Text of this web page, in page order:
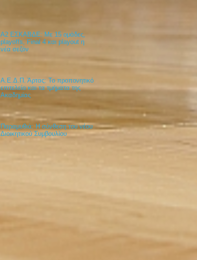
Α2 ΕΣΚΑΒΔΕ: Με 15 ομάδες,
playoffs, Final 4 και playout η
νέα σεζόν
Α.Ε.Δ.Π. Άρτας: Το προπονητικό
επιτελείο και τα τμήματα της
Ακαδημίας
Παραμυθιά: Η σύνθεση του νέου
Διοικητικού Συμβουλίου